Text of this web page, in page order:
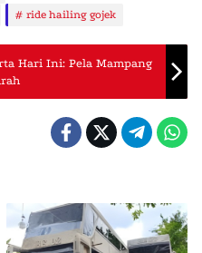
ride hailing gojek
Hari Ini: Pela Mampang